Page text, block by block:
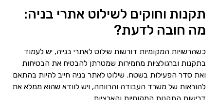
תקנות וחוקים לשילוט אתרי בניה:
מה חובה לדעת?
כשהרשויות המקומיות דורשות שילוט לאתרי בנייה, יש לעמוד
בתקנות וברגולציות מחמירות שמטרתן להבטיח את הבטיחות
ואת סדר הפעילות בשטח. שילוט לאתר בניה חייב להיות בהתאם
להוראות של משרד העבודה והרווחה, ויש לוודא שהוא ממלא את